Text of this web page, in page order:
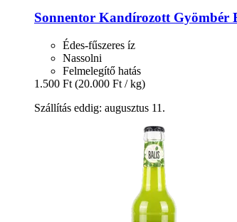
Sonnentor Kandírozott Gyömbér
Édes-fűszeres íz
Nassolni
Felmelegítő hatás
1.500 Ft (20.000 Ft / kg)
Szállítás eddig: augusztus 11.